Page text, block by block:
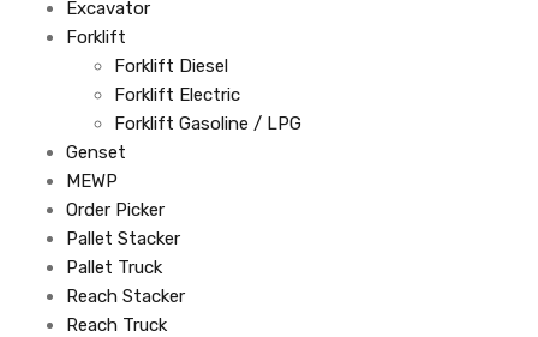
Excavator
Forklift
Forklift Diesel
Forklift Electric
Forklift Gasoline / LPG
Genset
MEWP
Order Picker
Pallet Stacker
Pallet Truck
Reach Stacker
Reach Truck